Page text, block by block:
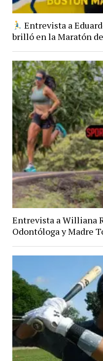
Entrevista a
brilló en la Maratón
Entrevista a Williana
Odontóloga y Madre